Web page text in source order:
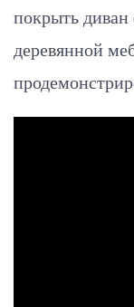
покрыть
деревянной